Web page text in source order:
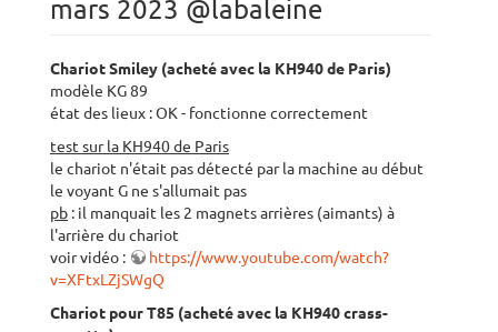
mars 2023 @labaleine
Chariot Smiley (acheté avec la KH940 de Paris)
modèle KG 89
état des lieux : OK - fonctionne correctement
test sur la KH940 de Paris
le chariot n'était pas détecté par la machine au début
le voyant G ne s'allumait pas
pb : il manquait les 2 magnets arrières (aimants) à
l'arrière du chariot
voir vidéo :
https://www.youtube.com/watch?
v=XFtxLZjSWgQ
Chariot pour T85 (acheté avec la KH940 crass-